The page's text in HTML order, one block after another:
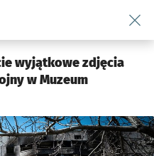
podserwis: Kultura
wyjątkowe zdjęcia
w Muzeum